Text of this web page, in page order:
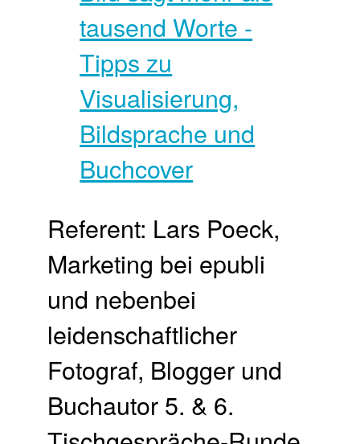
Referent: ​Lars Poeck, ​
Marketing bei epubli
und nebenbei
leidenschaftlicher
Fotograf, Blogger ​und
Buchautor 5. & 6.